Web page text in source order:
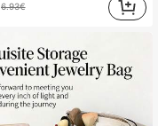
6.93€